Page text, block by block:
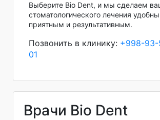
Выберите Bio Dent, и мы сделаем
стоматологического лечения
приятным и результативным.
Позвонить в клинику: +998-
01
Врачи Bio Dent